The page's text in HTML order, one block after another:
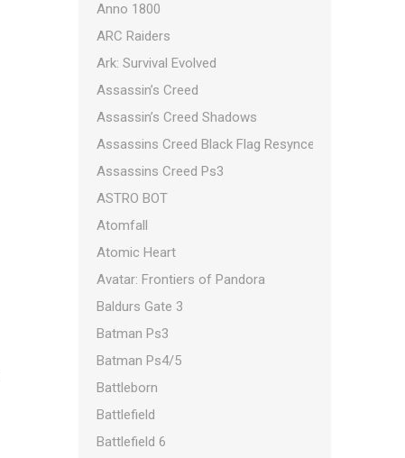
Anno 1800
ARC Raiders
Ark: Survival Evolved
Assassin’s Creed
Assassin’s Creed Shadows
Assassins Creed Black Flag Resynced
Assassins Creed Ps3
ASTRO BOT
Atomfall
Atomic Heart
Avatar: Frontiers of Pandora
Baldurs Gate 3
Batman Ps3
Batman Ps4/5
Battleborn
Battlefield
Battlefield 6